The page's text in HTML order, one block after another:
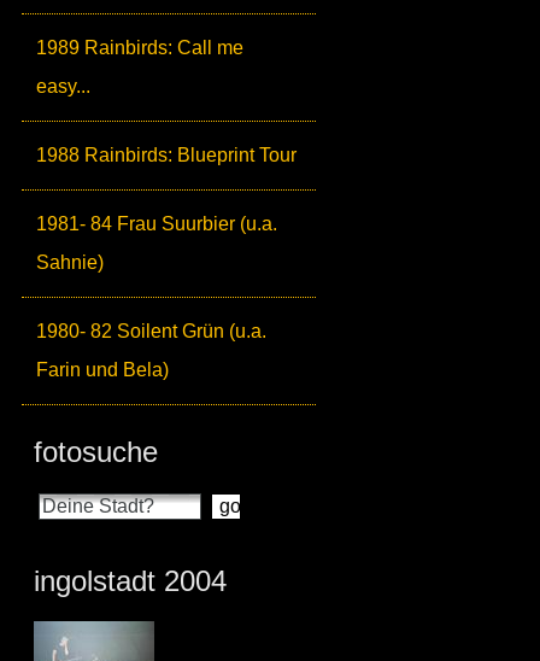
1989 Rainbirds: Call me
easy...
1988 Rainbirds: Blueprint Tour
1981- 84 Frau Suurbier (u.a.
Sahnie)
1980- 82 Soilent Grün (u.a.
Farin und Bela)
fotosuche
ingolstadt 2004